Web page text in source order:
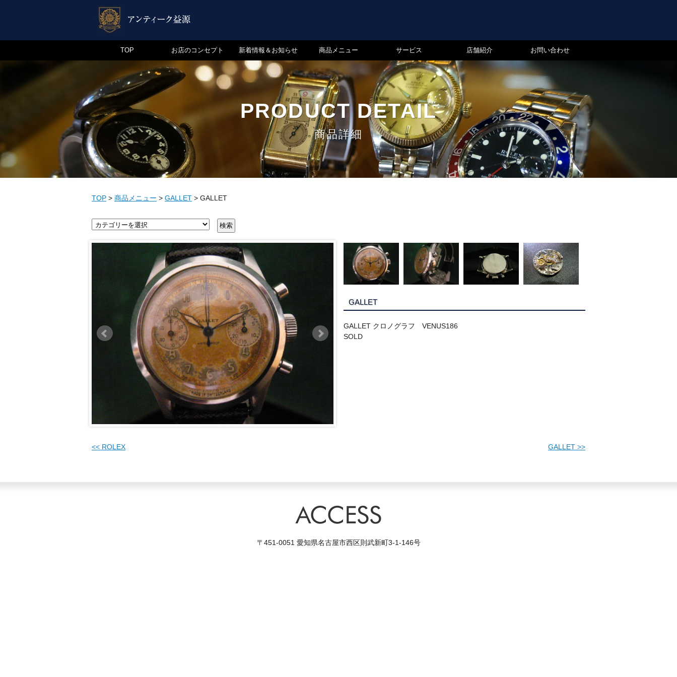
TOP お店のコンセプト 新着情報＆お知らせ 商品メニュー サービス 店舗紹介 お問い合わせ
PRODUCT DETAIL
商品詳細
TOP > 商品メニュー > GALLET > GALLET
GALLET
GALLET クロノグラフ VENUS186
SOLD
<< ROLEX GALLET >>
〒451-0051 愛知県名古屋市西区則武新町3-1-146号